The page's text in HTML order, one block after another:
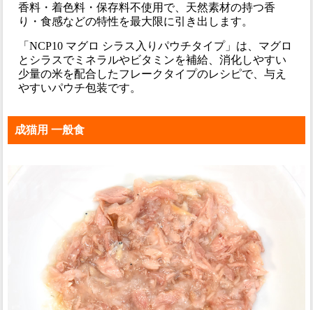
香料・着色料・保存料不使用で、天然素材の持つ香
り・食感などの特性を最大限に引き出します。
「NCP10 マグロ シラス入りパウチタイプ」は、マグロ
とシラスでミネラルやビタミンを補給、消化しやすい
少量の米を配合したフレークタイプのレシピで、与え
やすいパウチ包装です。
成猫用 一般食